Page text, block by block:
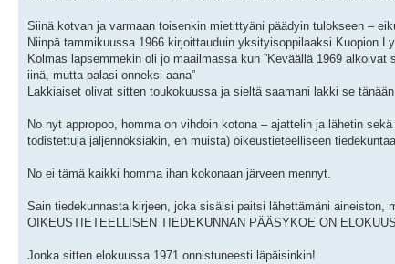
Siinä kotvan ja varmaan toisenkin mietittyäni päädyin tulokseen –
Niinpä tammikuussa 1966 kirjoittauduin yksityisoppilaaksi Kuopion
Kolmas lapsemmekin oli jo maailmassa kun ”Keväällä 1969
iinä, mutta palasi onneksi aana”
Lakkiaiset olivat sitten toukokuussa ja sieltä saamani lakki se
No nyt appropoo, homma on vihdoin kotona – ajattelin ja lähetin
todistettuja jäljennöksiäkin, en muista) oikeustieteelliseen
No ei tämä kaikki homma ihan kokonaan järveen mennyt.
Sain tiedekunnasta kirjeen, joka sisälsi paitsi lähettämäni aineiston,
OIKEUSTIETEELLISEN TIEDEKUNNAN PÄÄSYKOE ON
Jonka sitten elokuussa 1971 onnistuneesti läpäisinkin!